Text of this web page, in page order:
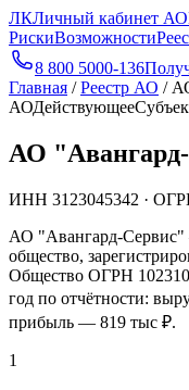
ЛКЛичный кабинет АО
РискиВозможности
8 800 5000-136
Главная /Реестр АО /
АОДействующее
АО
ИНН 3123045342 ·
АО "Авангард-Сервис"
общество,
Общество ОГРН
год по отчётности:
прибыль — 819 тыс ₽.
1